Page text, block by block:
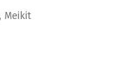
, Meikit